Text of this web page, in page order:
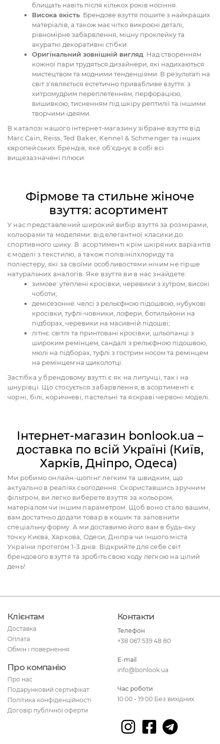
блищать навіть після кількох років носіння.
Висока якість . Брендове взуття пошите з найкращих
матеріалів, а також має чітко викроєні деталі,
рівномірне забарвлення, міцну проклейку та
акуратні декоративні стібки.
Оригінальний зовнішній вигляд . Над створенням
кожної пари трудяться дизайнери, які надихаються
мистецтвом та модними тенденціями. В результаті на
світ з'являється естетично привабливе взуття: з
хитромудрим переплетенням, перфорацією,
вишивкою, тисненням під шкіру рептилії та іншими
творчими ідеями.
В каталозі нашого інтернет-магазину зібране взуття від
Marc Cain, Reiss, Ted Baker, Kennel & Schmenger та інших
європейських брендів, яке об'єднує в собі всі
вищезазначені плюси.
Фірмове та стильне жіноче
взуття: асортимент
У нас представлений широкий вибір взуття за розмірами,
кольорами та моделями: від елегантної класики до
спортивного шику. В асортименті крім шкіряних варіантів
є моделі з текстилю, а також полівінілхлориду та
поліестеру, які за своїми особливостями нічим не гірше
натуральних аналогів. Яке взуття ви в нас знайдете:
зимове: утеплені кросівки, черевики з хутром, високі
чоботи;
демісезонне: челсі з рельєфною підошвою, нубукові
кросівки, туфлі-човники, лофери, ботильйони на
підборах, черевики на масивній підошві;
літнє: світлі та принтовані кросівки, шльопанці з
широким ремінцем, сандалі з рельєфною підошвою,
мюлі на підборах, туфлі з гострим носом та ремінцем
на ремінцем на щиколотці.
Застібка у брендовому взутті є як на липучці, так і на
шнурівці. Що стосується забарвлення, в асортименті є
чорні, білі, коричневі, пастельні та яскраві червоні моделі.
Інтернет-магазин bonlook.ua –
доставка по всій Україні (Київ,
Харків, Дніпро, Одеса)
Ми робимо онлайн-шопінг легким та швидким, що
актуально в реаліях сьогодення. Скориставшись зручним
фільтром, ви легко виберете взуття за кольором,
матеріалом чи іншим параметром. Щоб воно стало вашим,
вам достатньо додати товар в кошик та заповнити
спеціальну форму. А ми доставимо його вам в будь-яку
точку Києва, Харкова, Одеси, Дніпра чи іншого міста
України протягом 1-3 днів. Відкрийте для себе світ
брендового взуття та зробіть свою ходу легкою на цілий
день!
Клієнтам
Доставка
Оплата
Обмін і повернення
Про компанію
Про нас
Подарунковий сертифікат
Політика конфіденційності
Договір публічної оферти
Контакти
Телефон
+38 067 539 48 80
E-mail
info@bonlook.ua
Час роботи
10:00 - 19:00 Без вихідних